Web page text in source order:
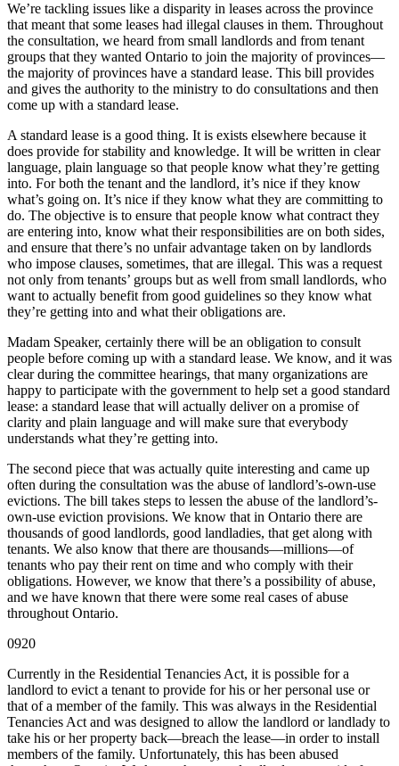
We’re tackling issues like a disparity in leases across the province
that meant that some leases had illegal clauses in them. Throughout
the consultation, we heard from small landlords and from tenant
groups that they wanted Ontario to join the majority of provinces—
the majority of provinces have a standard lease. This bill provides
and gives the authority to the ministry to do consultations and then
come up with a standard lease.
A standard lease is a good thing. It is exists elsewhere because it
does provide for stability and knowledge. It will be written in clear
language, plain language so that people know what they’re getting
into. For both the tenant and the landlord, it’s nice if they know
what’s going on. It’s nice if they know what they are committing to
do. The objective is to ensure that people know what contract they
are entering into, know what their responsibilities are on both sides,
and ensure that there’s no unfair advantage taken on by landlords
who impose clauses, sometimes, that are illegal. This was a request
not only from tenants’ groups but as well from small landlords, who
want to actually benefit from good guidelines so they know what
they’re getting into and what their obligations are.
Madam Speaker, certainly there will be an obligation to consult
people before coming up with a standard lease. We know, and it was
clear during the committee hearings, that many organizations are
happy to participate with the government to help set a good standard
lease: a standard lease that will actually deliver on a promise of
clarity and plain language and will make sure that everybody
understands what they’re getting into.
The second piece that was actually quite interesting and came up
often during the consultation was the abuse of landlord’s-own-use
evictions. The bill takes steps to lessen the abuse of the landlord’s-
own-use eviction provisions. We know that in Ontario there are
thousands of good landlords, good landladies, that get along with
tenants. We also know that there are thousands—millions—of
tenants who pay their rent on time and who comply with their
obligations. However, we know that there’s a possibility of abuse,
and we have known that there were some real cases of abuse
throughout Ontario.
0920
Currently in the Residential Tenancies Act, it is possible for a
landlord to evict a tenant to provide for his or her personal use or
that of a member of the family. This was always in the Residential
Tenancies Act and was designed to allow the landlord or landlady to
take his or her property back—breach the lease—in order to install
members of the family. Unfortunately, this has been abused